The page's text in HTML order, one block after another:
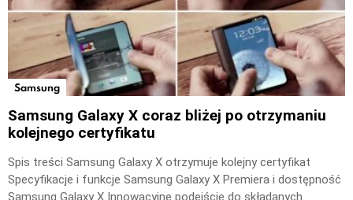
Samsung
Samsung Galaxy X coraz bliżej po otrzymaniu
kolejnego certyfikatu
Spis treści Samsung Galaxy X otrzymuje kolejny certyfikat
Specyfikacje i funkcje Samsung Galaxy X Premiera i dostępność
Samsung Galaxy X Innowacyjne podejście do składanych